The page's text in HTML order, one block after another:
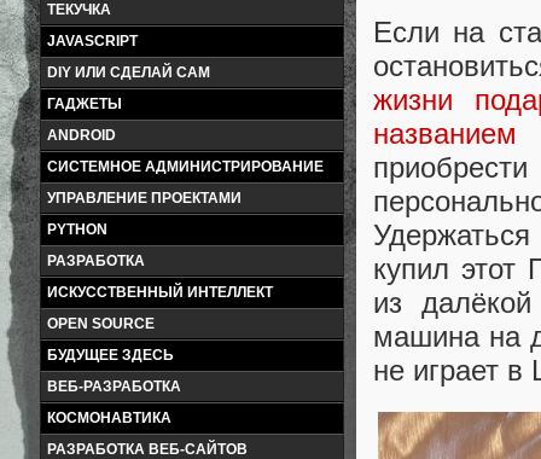
ТЕКУЧКА
JAVASCRIPT
DIY ИЛИ СДЕЛАЙ САМ
ГАДЖЕТЫ
ANDROID
СИСТЕМНОЕ АДМИНИСТРИРОВАНИЕ
УПРАВЛЕНИЕ ПРОЕКТАМИ
PYTHON
РАЗРАБОТКА
ИСКУССТВЕННЫЙ ИНТЕЛЛЕКТ
OPEN SOURCE
БУДУЩЕЕ ЗДЕСЬ
ВЕБ-РАЗРАБОТКА
КОСМОНАВТИКА
РАЗРАБОТКА ВЕБ-САЙТОВ
Если на
жизни
названием
купил этот
из
машина на
не играет в